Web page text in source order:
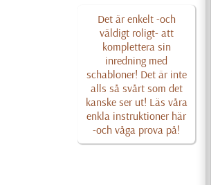
Det är enkelt -och
väldigt roligt- att
komplettera sin
inredning med
schabloner! Det är inte
alls så svårt som det
kanske ser ut! Läs våra
enkla instruktioner här
-och våga prova på!